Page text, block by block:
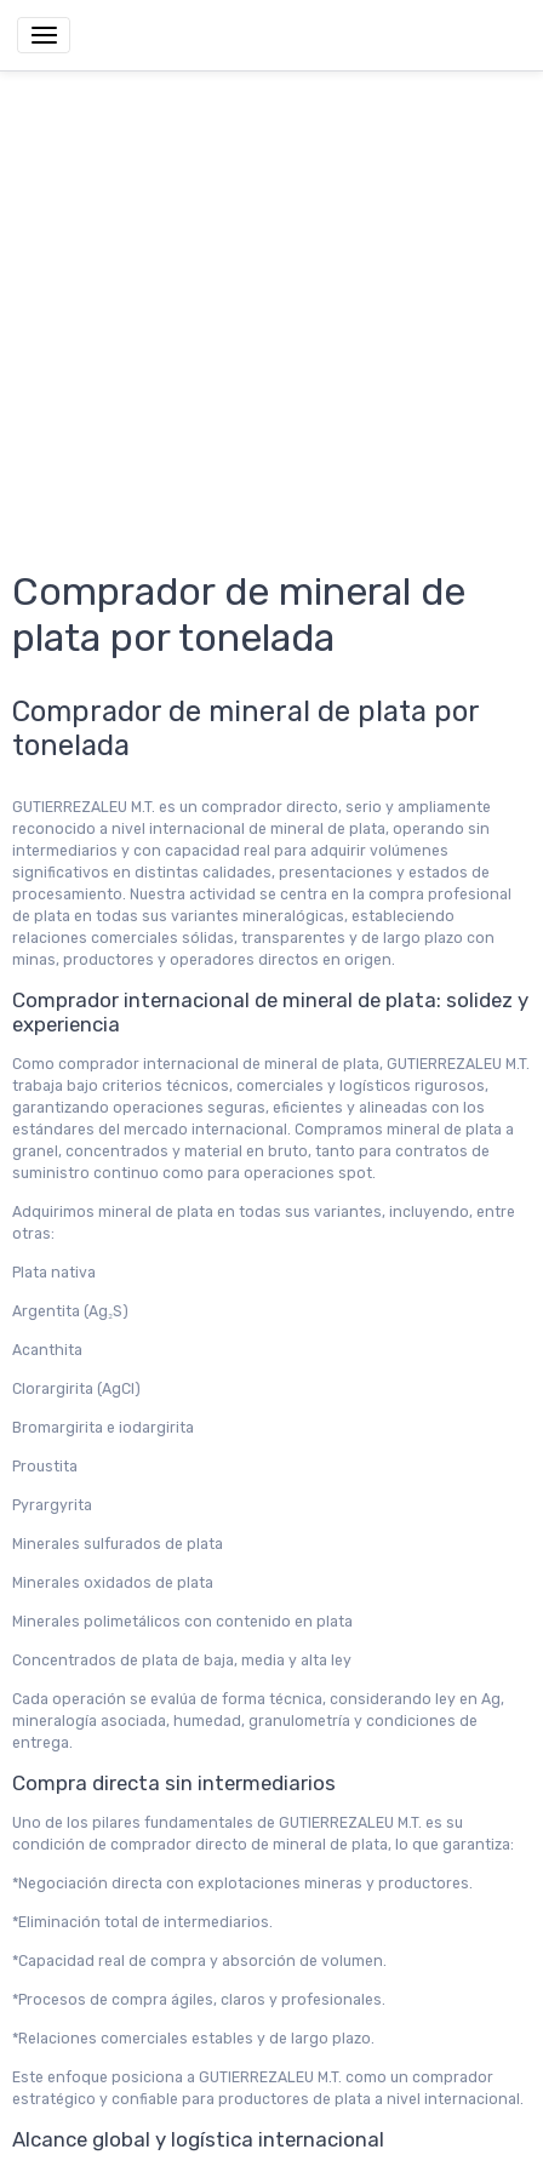
Comprador de mineral de
plata por tonelada
Comprador de mineral de plata por
tonelada
GUTIERREZALEU M.T. es un comprador directo, serio y ampliamente
reconocido a nivel internacional de mineral de plata, operando sin
intermediarios y con capacidad real para adquirir volúmenes
significativos en distintas calidades, presentaciones y estados de
procesamiento. Nuestra actividad se centra en la compra profesional
de plata en todas sus variantes mineralógicas, estableciendo
relaciones comerciales sólidas, transparentes y de largo plazo con
minas, productores y operadores directos en origen.
Comprador internacional de mineral de plata: solidez y
experiencia
Como comprador internacional de mineral de plata, GUTIERREZALEU M.T.
trabaja bajo criterios técnicos, comerciales y logísticos rigurosos,
garantizando operaciones seguras, eficientes y alineadas con los
estándares del mercado internacional. Compramos mineral de plata a
granel, concentrados y material en bruto, tanto para contratos de
suministro continuo como para operaciones spot.
Adquirimos mineral de plata en todas sus variantes, incluyendo, entre
otras:
Plata nativa
Argentita (Ag₂S)
Acanthita
Clorargirita (AgCl)
Bromargirita e iodargirita
Proustita
Pyrargyrita
Minerales sulfurados de plata
Minerales oxidados de plata
Minerales polimetálicos con contenido en plata
Concentrados de plata de baja, media y alta ley
Cada operación se evalúa de forma técnica, considerando ley en Ag,
mineralogía asociada, humedad, granulometría y condiciones de
entrega.
Compra directa sin intermediarios
Uno de los pilares fundamentales de GUTIERREZALEU M.T. es su
condición de comprador directo de mineral de plata, lo que garantiza:
*Negociación directa con explotaciones mineras y productores.
*Eliminación total de intermediarios.
*Capacidad real de compra y absorción de volumen.
*Procesos de compra ágiles, claros y profesionales.
*Relaciones comerciales estables y de largo plazo.
Este enfoque posiciona a GUTIERREZALEU M.T. como un comprador
estratégico y confiable para productores de plata a nivel internacional.
Alcance global y logística internacional